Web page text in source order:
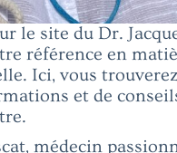
le site du Dr.
référence en
Ici, vous
et de
médecin